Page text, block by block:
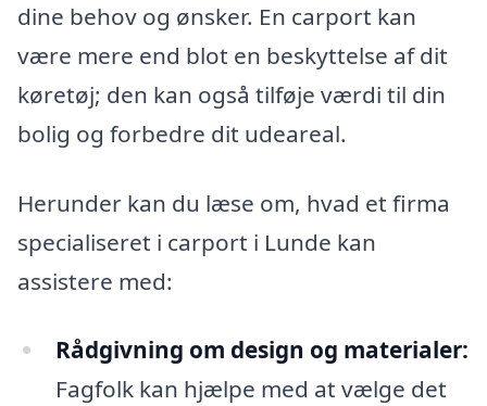
dine behov og ønsker. En carport kan
være mere end blot en beskyttelse af dit
køretøj; den kan også tilføje værdi til din
bolig og forbedre dit udeareal.
Herunder kan du læse om, hvad et firma
specialiseret i carport i Lunde kan
assistere med:
Rådgivning om design og materialer:
Fagfolk kan hjælpe med at vælge det